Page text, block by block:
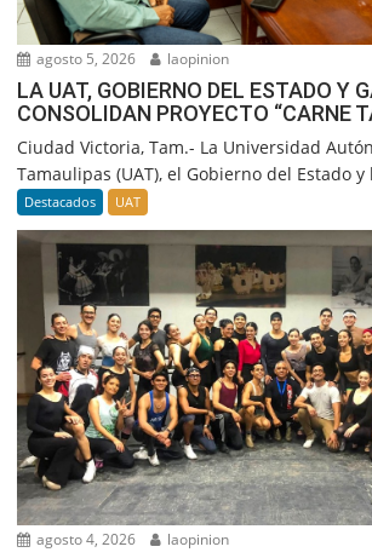
agosto 5, 2026 laopinion
LA UAT, GOBIERNO DEL ESTADO Y
CONSOLIDAN PROYECTO “CARNE
Ciudad Victoria, Tam.- La Universidad
Tamaulipas (UAT), el Gobierno del Estado y
Destacados UAT
agosto 4, 2026 laopinion